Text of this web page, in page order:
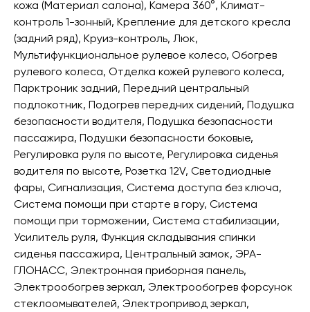
кожа (Материал салона), Камера 360°, Климат-
контроль 1-зонный, Крепление для детского кресла
(задний ряд), Круиз-контроль, Люк,
Мультифункциональное рулевое колесо, Обогрев
рулевого колеса, Отделка кожей рулевого колеса,
Парктроник задний, Передний центральный
подлокотник, Подогрев передних сидений, Подушка
безопасности водителя, Подушка безопасности
пассажира, Подушки безопасности боковые,
Регулировка руля по высоте, Регулировка сиденья
водителя по высоте, Розетка 12V, Светодиодные
фары, Сигнализация, Система доступа без ключа,
Система помощи при старте в гору, Система
помощи при торможении, Система стабилизации,
Усилитель руля, Функция складывания спинки
сиденья пассажира, Центральный замок, ЭРА-
ГЛОНАСС, Электронная приборная панель,
Электрообогрев зеркал, Электрообогрев форсунок
стеклоомывателей, Электропривод зеркал,